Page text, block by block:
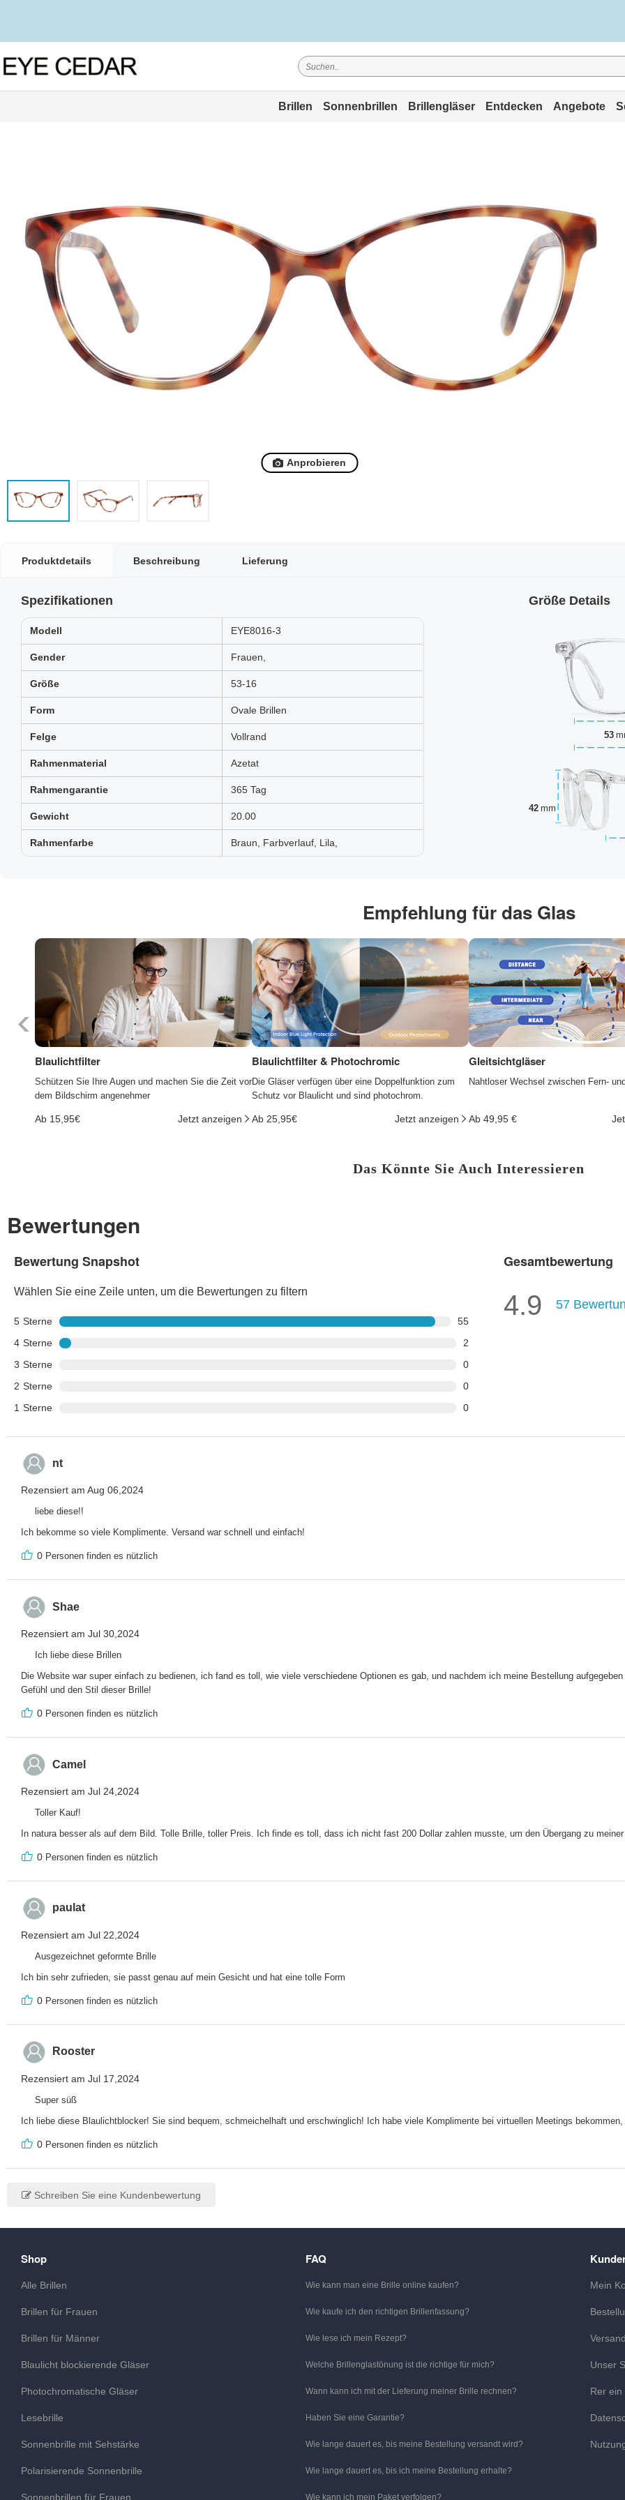
Brillen Sonnenbrillen Brillengläser Entdecken Angebote
Anprobieren
Produktdetails Beschreibung Lieferung
Spezifikationen
Modell EYE8016-3
Gender Frauen,
Größe 53-16
Form Ovale Brillen
Felge Vollrand
Rahmenmaterial Azetat
Rahmengarantie 365 Tag
Gewicht 20.00
Rahmenfarbe Braun, Farbverlauf, Lila,
Größe Details
53
42 mm
Empfehlung für das Glas
Blaulichtfilter
Schützen Sie Ihre Augen und machen Sie die Zeit vor
dem Bildschirm angenehmer
Ab 15,95€ Jetzt anzeigen
Blaulichtfilter & Photochromic
Die Gläser verfügen über eine Doppelfunktion zum
Schutz vor Blaulicht und sind photochrom.
Ab 25,95€ Jetzt anzeigen
Gleitsichtgläser
Nahtloser Wechsel zwischen Fern-
Ab 49,95 €
Das Könnte Sie Auch Interessieren
Bewertungen
Bewertung Snapshot
Wählen Sie eine Zeile unten, um die Bewertungen zu filtern
5 Sterne
55
4 Sterne
2
3 Sterne
0
2 Sterne
0
1 Sterne 0
Gesamtbewertung
4.9 57
nt
Rezensiert am Aug 06,2024
liebe diese!!
Ich bekomme so viele Komplimente. Versand war schnell und einfach!
0 Personen finden es nützlich
Shae
Rezensiert am Jul 30,2024
Ich liebe diese Brillen
Die Website war super einfach zu bedienen, ich fand es toll, wie viele verschiedene Optionen es gab, und nachdem ich meine Bestellung
Gefühl und den Stil dieser Brille!
0 Personen finden es nützlich
Camel
Rezensiert am Jul 24,2024
Toller Kauf!
In natura besser als auf dem Bild. Tolle Brille, toller Preis. Ich finde es toll, dass ich nicht fast 200 Dollar zahlen musste, um den Übergang zu
0 Personen finden es nützlich
paulat
Rezensiert am Jul 22,2024
Ausgezeichnet geformte Brille
Ich bin sehr zufrieden, sie passt genau auf mein Gesicht und hat eine tolle Form
0 Personen finden es nützlich
Rooster
Rezensiert am Jul 17,2024
Super süß
Ich liebe diese Blaulichtblocker! Sie sind bequem, schmeichelhaft und erschwinglich! Ich habe viele Komplimente bei virtuellen Meetings
0 Personen finden es nützlich
Schreiben Sie eine Kundenbewertung
Shop
Alle Brillen
Brillen für Frauen
Brillen für Männer
Blaulicht blockierende Gläser
Photochromatische Gläser
Lesebrille
Sonnenbrille mit Sehstärke
Polarisierende Sonnenbrille
Sonnenbrillen für Frauen
FAQ
Wie kann man eine Brille online kaufen?
Wie kaufe ich den richtigen Brillenfassung?
Wie lese ich mein Rezept?
Welche Brillenglastönung ist die richtige für mich?
Wann kann ich mit der Lieferung meiner Brille rechnen?
Haben Sie eine Garantie?
Wie lange dauert es, bis meine Bestellung versandt wird?
Wie lange dauert es, bis ich meine Bestellung erhalte?
Wie kann ich mein Paket verfolgen?
Mein
Unser
Rer